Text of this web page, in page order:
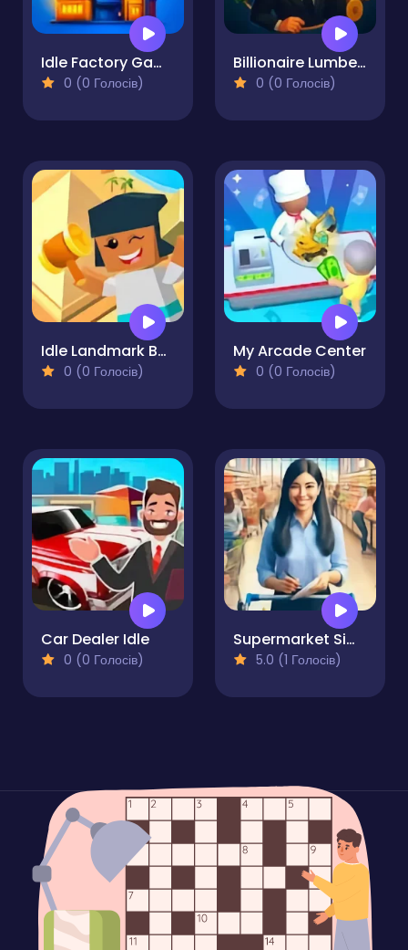
Idle Factory Game Tycoon
0 (0 Голосів)
Billionaire Lumber Empire Idle Tycoon
0 (0 Голосів)
Idle Landmark Builder
0 (0 Голосів)
My Arcade Center
0 (0 Голосів)
Car Dealer Idle
0 (0 Голосів)
Supermarket Simulator
5.0 (1 Голосів)